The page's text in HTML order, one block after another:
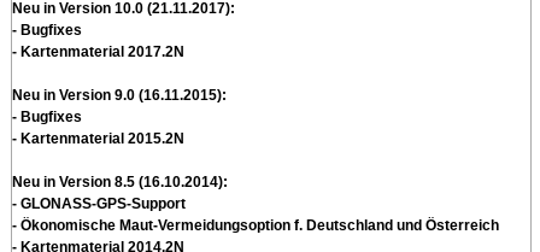
Neu in Version 10.0 (21.11.2017):
- Bugfixes
- Kartenmaterial 2017.2N
Neu in Version 9.0 (16.11.2015):
- Bugfixes
- Kartenmaterial 2015.2N
Neu in Version 8.5 (16.10.2014):
- GLONASS-GPS-Support
- Ökonomische Maut-Vermeidungsoption f. Deutschland und Österreich
- Kartenmaterial 2014.2N